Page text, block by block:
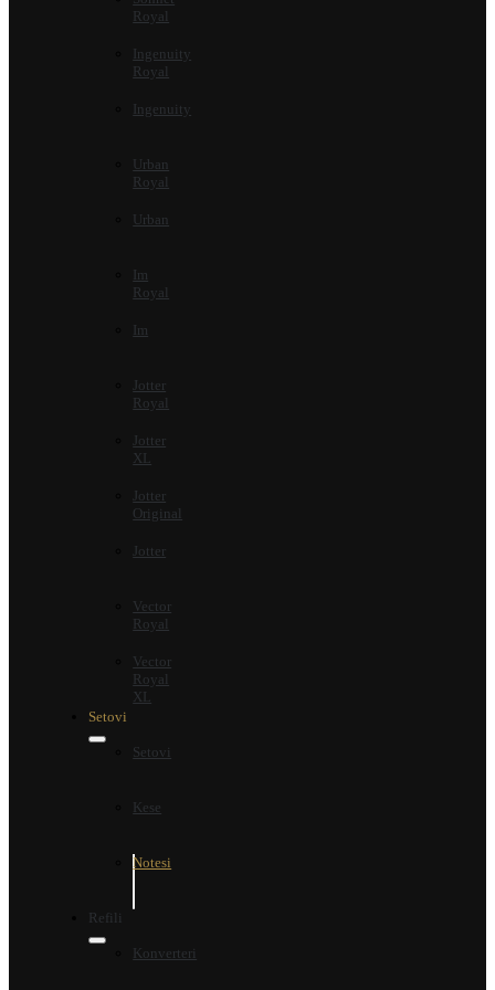
Royal
Ingenuity
Royal
Ingenuity
Urban
Royal
Urban
Im
Royal
Im
Jotter
Royal
Jotter
XL
Jotter
Original
Jotter
Vector
Royal
Vector
Royal
XL
Setovi
Setovi
Kese
Notesi
Refili
Konverteri